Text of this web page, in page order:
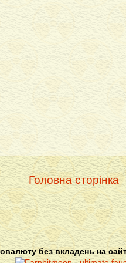
Головна сторінка
без вкладень на